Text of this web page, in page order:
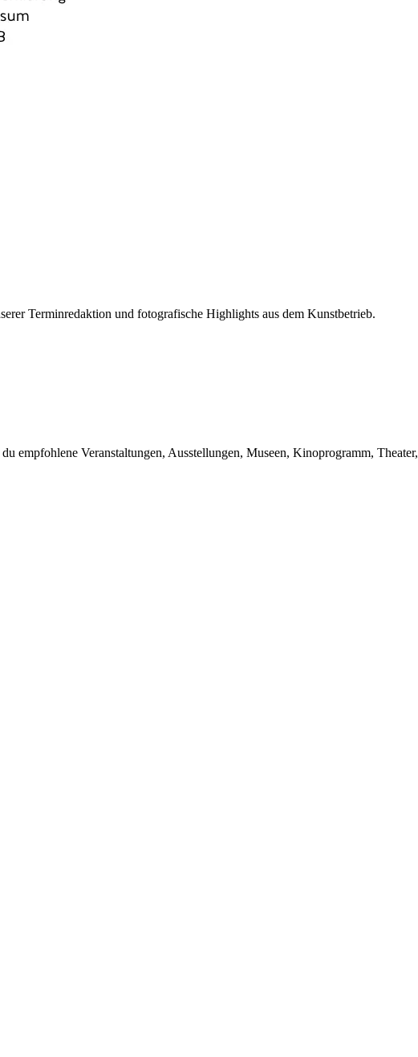
Terminredaktion und fotografische Highlights aus dem Kunstbetrieb.
empfohlene Veranstaltungen, Ausstellungen, Museen, Kinoprogramm, Theater,